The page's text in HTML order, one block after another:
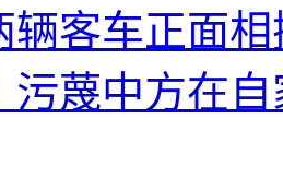
辆客车正面
污蔑中方在